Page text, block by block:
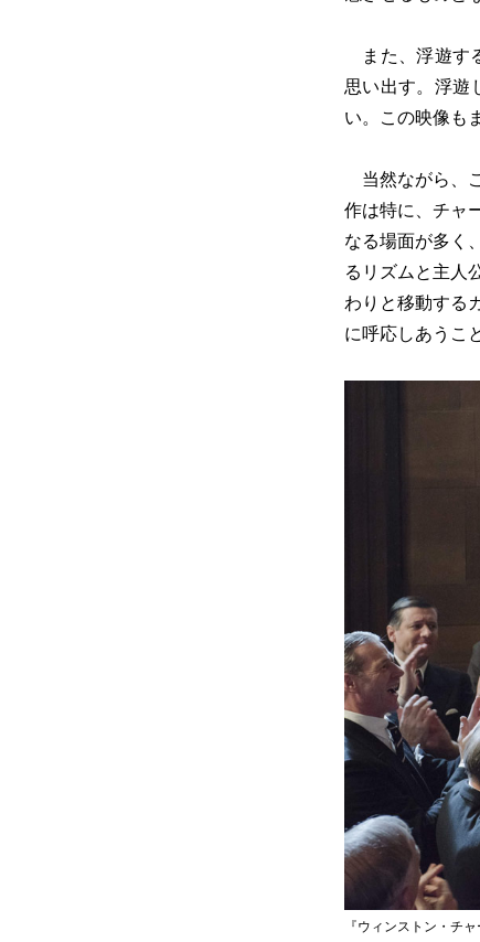
また、浮遊す
思い出す。浮遊
い。この映像も
当然ながら、
作は特に、チャ
なる場面が多く
るリズムと主人
わりと移動する
に呼応しあうこ
『ウィンストン・チ